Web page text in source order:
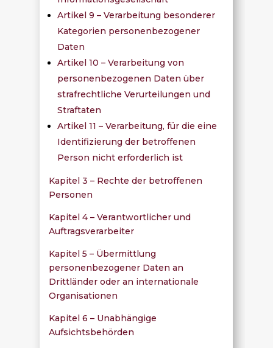
Artikel 9 – Verarbeitung besonderer
Kategorien personenbezogener
Daten
Artikel 10 – Verarbeitung von
personenbezogenen Daten über
strafrechtliche Verurteilungen und
Straftaten
Artikel 11 – Verarbeitung, für die eine
Identifizierung der betroffenen
Person nicht erforderlich ist
Kapitel 3 – Rechte der betroffenen
Personen
Kapitel 4 – Verantwortlicher und
Auftragsverarbeiter
Kapitel 5 – Übermittlung
personenbezogener Daten an
Drittländer oder an internationale
Organisationen
Kapitel 6 – Unabhängige
Aufsichtsbehörden